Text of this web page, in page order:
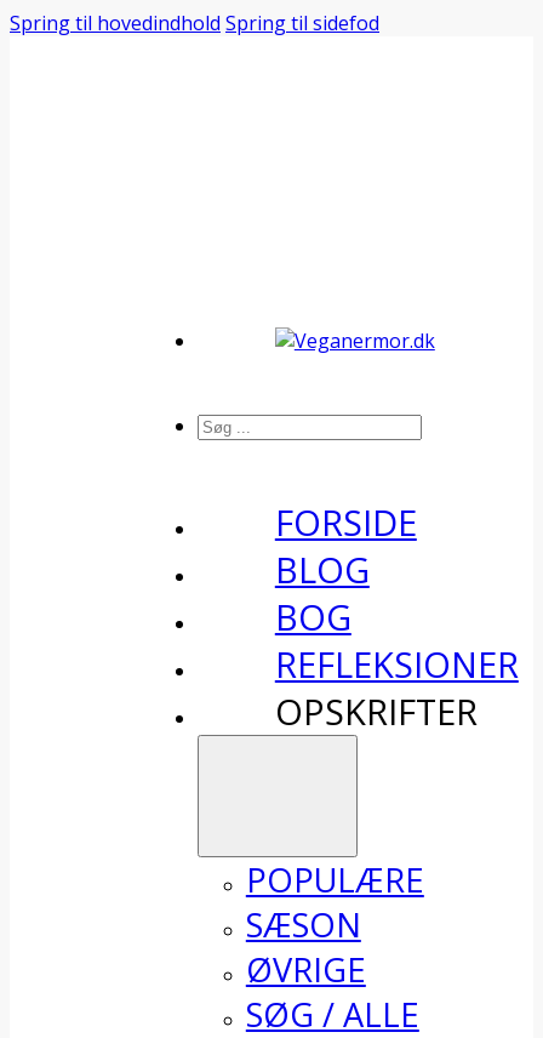
Spring til hovedindhold Spring til sidefod
Søg
FORSIDE
BLOG
BOG
REFLEKSIONER
OPSKRIFTER
POPULÆRE
SÆSON
ØVRIGE
SØG / ALLE